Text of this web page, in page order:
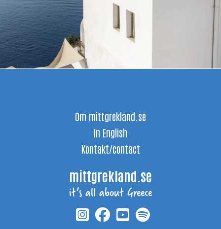
Om mittgrekland.se
In English
Kontakt/contact
mittgrekland.se
it’s all about Greece